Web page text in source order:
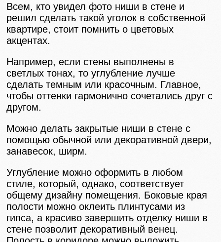
Всем, кто увидел фото ниши в стене и
решил сделать такой уголок в собственной
квартире, стоит помнить о цветовых
акцентах.
Например, если стены выполнены в
светлых тонах, то углубление лучше
сделать темным или красочным. Главное,
чтобы оттенки гармонично сочетались друг с
другом.
Можно делать закрытые ниши в стене с
помощью обычной или декоративной двери,
занавесок, ширм.
Углубление можно оформить в любом
стиле, который, однако, соответствует
общему дизайну помещения. Боковые края
полости можно оклеить плинтусами из
гипса, а красиво завершить отделку ниши в
стене позволит декоративный венец.